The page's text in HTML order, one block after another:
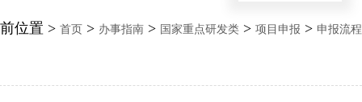
位置 > 首页 > 办事指南 > 国家重点研发类 > 项目申报 > 申报流程